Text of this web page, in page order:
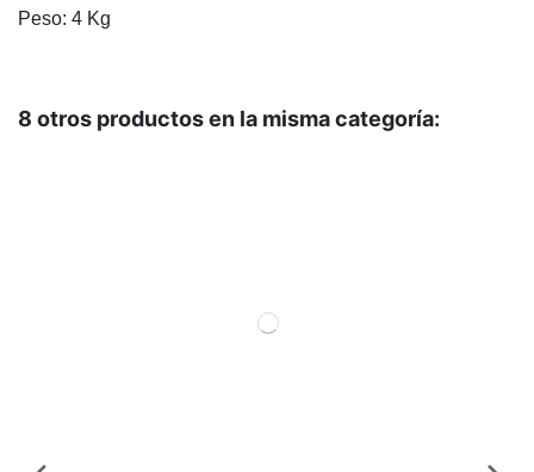
Peso: 4 Kg
8 otros productos en la misma categoría: